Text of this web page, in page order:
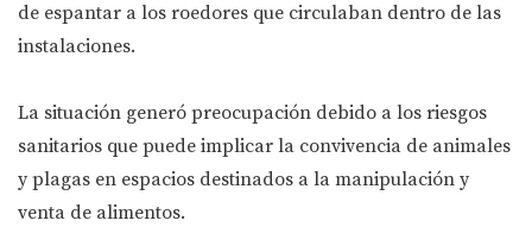
de espantar a los roedores que circulaban dentro de las
instalaciones.
La situación generó preocupación debido a los riesgos
sanitarios que puede implicar la convivencia de animales
y plagas en espacios destinados a la manipulación y
venta de alimentos.